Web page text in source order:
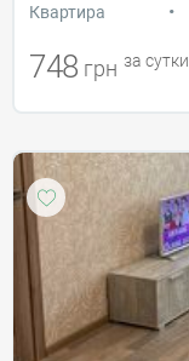
Квартира •
748 грн за сутки